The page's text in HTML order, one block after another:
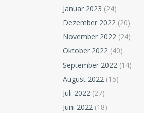
Januar 2023 (24)
Dezember 2022 (20)
November 2022 (24)
Oktober 2022 (40)
September 2022 (14)
August 2022 (15)
Juli 2022 (27)
Juni 2022 (18)